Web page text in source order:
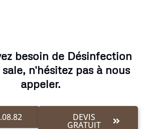
besoin de Désinfection
n'hésitez pas à nous
appeler.
DEVIS
GRATUIT